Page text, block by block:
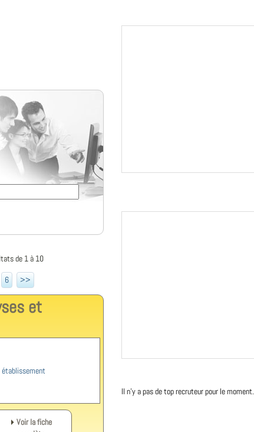
de 1 à 10
6 >>
et
Voir la fiche
Il n'y a pas de top recruteur pour le moment.